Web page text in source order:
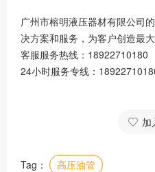
广州市榕明液压器材有限公司
决方案和服务，为客户创造最大
客服服务热线：18922710180
24小时服务专线：
加
Tag： 高压油管